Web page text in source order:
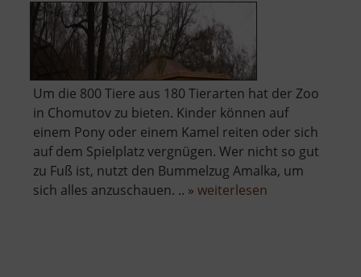
Um die 800 Tiere aus 180 Tierarten hat der Zoo
in Chomutov zu bieten. Kinder können auf
einem Pony oder einem Kamel reiten oder sich
auf dem Spielplatz vergnügen. Wer nicht so gut
zu Fuß ist, nutzt den Bummelzug Amalka, um
sich alles anzuschauen. .. » weiterlesen